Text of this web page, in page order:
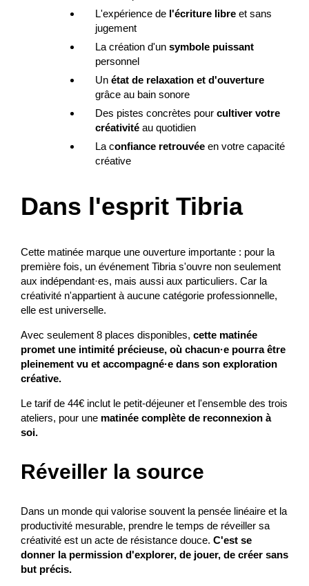
L'expérience de l'écriture libreet sans
jugement
La création d'un symbole puissant
personnel
Un état de relaxation et d'ouverture
grâce au bain sonore
Des pistes concrètes pour cultiver votre
créativitéau quotidien
La confiance retrouvéeen votre capacité
créative
Dans l'esprit Tibria
Cette matinée marque une ouverture importante : pour la
première fois, un événement Tibria s'ouvre non seulement
aux indépendant·es, mais aussi aux particuliers. Car la
créativité n'appartient à aucune catégorie professionnelle,
elle est universelle.
Avec seulement 8 places disponibles, cette matinée
promet une intimité précieuse, où chacun·e pourra être
pleinement vu et accompagné·e dans son exploration
créative.
Le tarif de 44€ inclut le petit-déjeuner et l'ensemble des trois
ateliers, pour une matinée complète de reconnexion à
soi.
Réveiller la source
Dans un monde qui valorise souvent la pensée linéaire et la
productivité mesurable, prendre le temps de réveiller sa
créativité est un acte de résistance douce. C'est se
donner la permission d'explorer, de jouer, de créer sans
but précis.